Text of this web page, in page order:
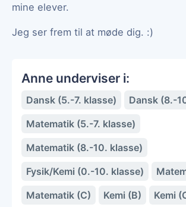
mine elever.
Jeg ser frem til at møde dig. :)
Anne underviser i:
Dansk (5.-7. klasse)
Dansk (8.-
Matematik (5.-7. klasse)
Matematik (8.-10. klasse)
Fysik/Kemi (0.-10. klasse)
Matematik (C)
Kemi (B)
Kemi